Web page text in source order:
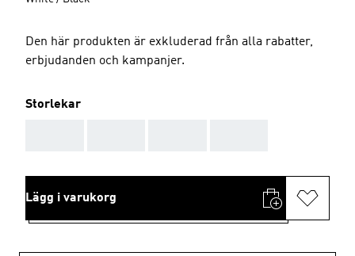
Den här produkten är exkluderad från alla rabatter,
erbjudanden och kampanjer.
Storlekar
Lägg i varukorg